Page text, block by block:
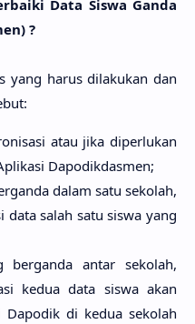
Data Siswa Ganda
?
yang harus dilakukan dan
atau jika diperlukan
Dapodikdasmen;
dalam satu sekolah,
data salah satu siswa yang
antar sekolah,
kedua data siswa akan
di kedua sekolah